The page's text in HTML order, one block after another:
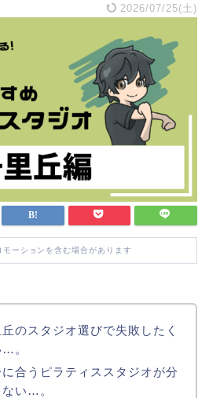
2026/07/25(土)
ーションを含む場合があります
のスタジオ選びで失敗したく
。
に合うピラティススタジオが分
い…。